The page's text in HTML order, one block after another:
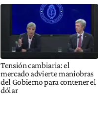
Tensión cambiaria: el
mercado advierte maniobras
del Gobierno para contener el
dólar